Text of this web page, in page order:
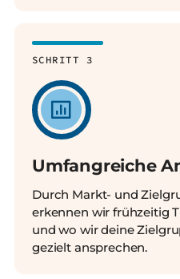
SCHRITT 3
Umfangreiche
Durch Markt- und
erkennen wir frühzeitig
und wo wir deine
gezielt ansprechen.